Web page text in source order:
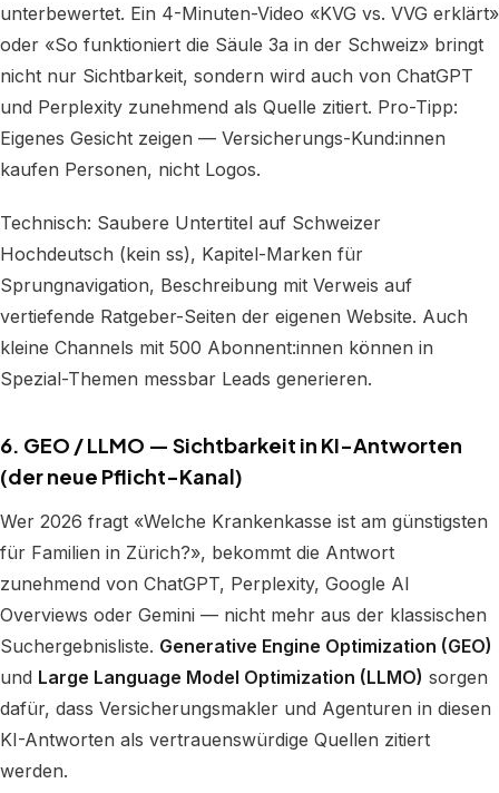
unterbewertet. Ein 4-Minuten-Video «KVG vs. VVG erklärt»
oder «So funktioniert die Säule 3a in der Schweiz» bringt
nicht nur Sichtbarkeit, sondern wird auch von ChatGPT
und Perplexity zunehmend als Quelle zitiert. Pro-Tipp:
Eigenes Gesicht zeigen — Versicherungs-Kund:innen
kaufen Personen, nicht Logos.
Technisch: Saubere Untertitel auf Schweizer
Hochdeutsch (kein ss), Kapitel-Marken für
Sprungnavigation, Beschreibung mit Verweis auf
vertiefende Ratgeber-Seiten der eigenen Website. Auch
kleine Channels mit 500 Abonnent:innen können in
Spezial-Themen messbar Leads generieren.
6. GEO / LLMO — Sichtbarkeit in KI-Antworten
(der neue Pflicht-Kanal)
Wer 2026 fragt «Welche Krankenkasse ist am günstigsten
für Familien in Zürich?», bekommt die Antwort
zunehmend von ChatGPT, Perplexity, Google AI
Overviews oder Gemini — nicht mehr aus der klassischen
Suchergebnisliste. Generative Engine Optimization (GEO)
und Large Language Model Optimization (LLMO) sorgen
dafür, dass Versicherungsmakler und Agenturen in diesen
KI-Antworten als vertrauenswürdige Quellen zitiert
werden.